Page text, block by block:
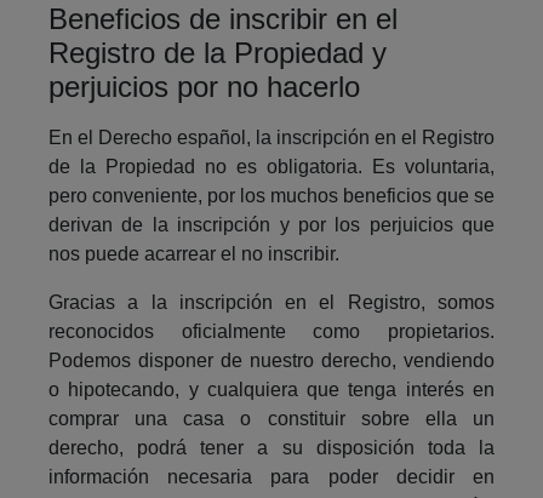
Beneficios de inscribir en el
Registro de la Propiedad y
perjuicios por no hacerlo
En el Derecho español, la inscripción en el Registro
de la Propiedad no es obligatoria. Es voluntaria,
pero conveniente, por los muchos beneficios que se
derivan de la inscripción y por los perjuicios que
nos puede acarrear el no inscribir.
Gracias a la inscripción en el Registro, somos
reconocidos oficialmente como propietarios.
Podemos disponer de nuestro derecho, vendiendo
o hipotecando, y cualquiera que tenga interés en
comprar una casa o constituir sobre ella un
derecho, podrá tener a su disposición toda la
información necesaria para poder decidir en